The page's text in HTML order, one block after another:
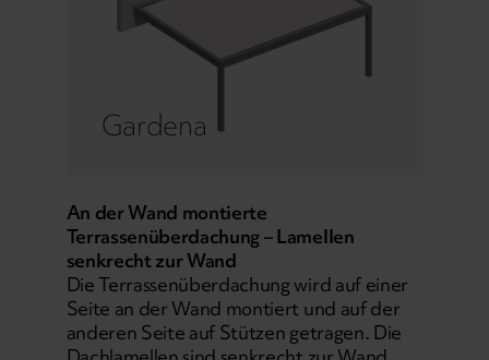
Gardena
An der Wand montierte
Terrassenüberdachung – Lamellen
senkrecht zur Wand
Die Terrassenüberdachung wird auf einer
Seite an der Wand montiert und auf der
anderen Seite auf Stützen getragen. Die